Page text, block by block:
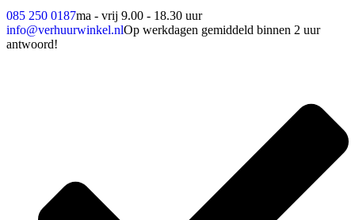
085 250 0187ma - vrij 9.00 - 18.30 uur
info@verhuurwinkel.nlOp werkdagen gemiddeld binnen 2 uur
antwoord!